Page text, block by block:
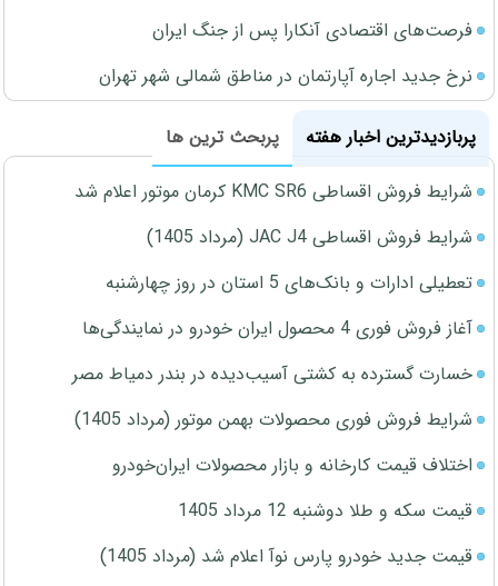
فرصت‌های اقتصادی آنکارا پس از جنگ ایران
نرخ جدید اجاره آپارتمان در مناطق شمالی شهر تهران
پربازدیدترین اخبار هفته
پربحث ترین ها
شرایط فروش اقساطی KMC SR6 کرمان موتور اعلام شد
شرایط فروش اقساطی JAC J4 (مرداد 1405)
تعطیلی ادارات و بانک‌های 5 استان در روز چهارشنبه
آغاز فروش فوری 4 محصول ایران خودرو در نمایندگی‌ها
خسارت گسترده به کشتی آسیب‌دیده در بندر دمیاط مصر
شرایط فروش فوری محصولات بهمن موتور (مرداد 1405)
اختلاف قیمت کارخانه و بازار محصولات ایران‌خودرو
قیمت سکه و طلا دوشنبه 12 مرداد 1405
قیمت جدید خودرو پارس نوآ اعلام شد (مرداد 1405)